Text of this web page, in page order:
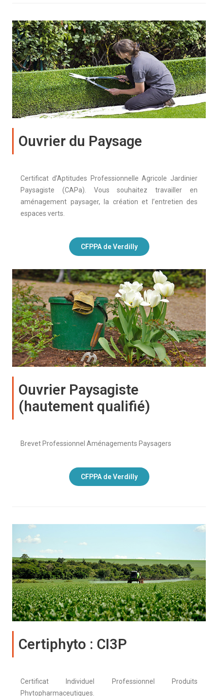
Ouvrier du Paysage
Certificat d’Aptitudes Professionnelle Agricole Jardinier
Paysagiste (CAPa). Vous souhaitez travailler en
aménagement paysager, la création et l’entretien des
espaces verts.
CFPPA de Verdilly
Ouvrier Paysagiste
(hautement qualifié)
Brevet Professionnel Aménagements Paysagers
CFPPA de Verdilly
Certiphyto : CI3P
Certificat Individuel Professionnel Produits
Phytopharmaceutiques.